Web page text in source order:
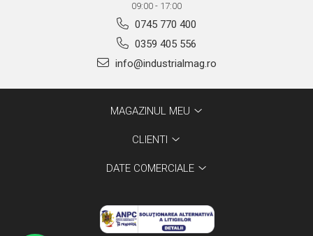
09:00 - 17:00
0745 770 400
0359 405 556
info@industrialmag.ro
MAGAZINUL MEU
CLIENTI
DATE COMERCIALE